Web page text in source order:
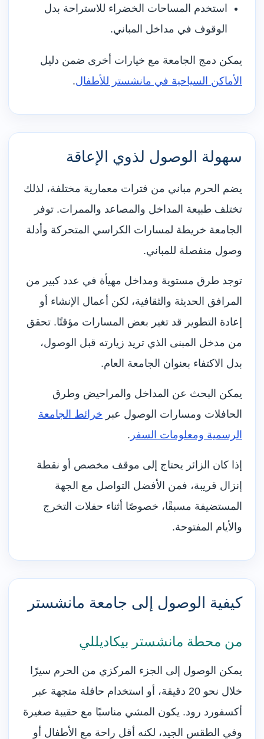
استخدم المساحات الخضراء للاستراحة بدل
الوقوف في مداخل المباني.
يمكن دمج الجامعة مع خيارات أخرى ضمن دليل
الأماكن السياحية في مانشستر للأطفال.
سهولة الوصول لذوي الإعاقة
يضم الحرم مباني من فترات معمارية مختلفة، لذلك
تختلف طبيعة المداخل والمصاعد والممرات. توفر
الجامعة خريطة لمسارات الكراسي المتحركة وأدلة
وصول منفصلة للمباني.
توجد طرق مستوية ومداخل مهيأة في عدد كبير من
المرافق الحديثة والثقافية، لكن أعمال الإنشاء أو
إعادة التطوير قد تغير بعض المسارات مؤقتًا. تحقق
من مدخل المبنى الذي تريد زيارته قبل الوصول،
بدل الاكتفاء بعنوان الجامعة العام.
يمكن البحث عن المداخل والمراحيض وطرق
الحافلات ومسارات الوصول عبر خرائط الجامعة
الرسمية ومعلومات السفر .
إذا كان الزائر يحتاج إلى موقف مخصص أو نقطة
إنزال قريبة، فمن الأفضل التواصل مع الجهة
المستضيفة مسبقًا، خصوصًا أثناء حفلات التخرج
والأيام المفتوحة.
كيفية الوصول إلى جامعة مانشستر
من محطة مانشستر بيكاديللي
يمكن الوصول إلى الجزء المركزي من الحرم سيرًا
خلال نحو 20 دقيقة، أو استخدام حافلة متجهة عبر
أكسفورد رود. يكون المشي مناسبًا مع حقيبة صغيرة
وفي الطقس الجيد، لكنه أقل راحة مع الأطفال أو